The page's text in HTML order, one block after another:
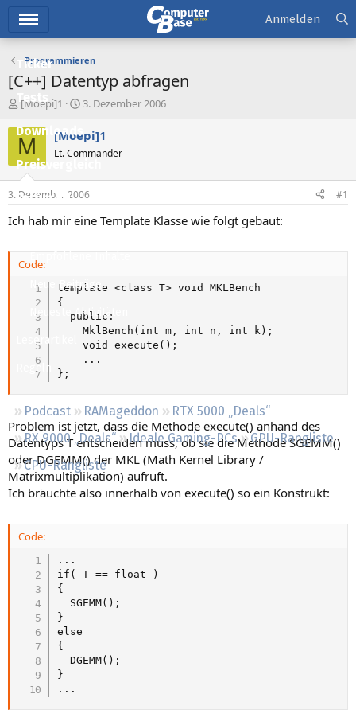
Ticker
Tests
Downloads
Preisvergleich
Forum
Aktuelles
Empfohlene Inhalte
Neue Beiträge
Neueste Aktivitäten
Leserartikel
Regeln
Podcast RAMageddon
RTX 5000 „Deals“
RX 9000 „Deals“
Ideale Gaming-PCs
GPU-Rangliste
CPU-Rangliste
Anmelden
Programmieren
[C++] Datentyp abfragen
E
s
t
e
l
e
r
[Moepi]1
E
s
t
e
l
t
a
3. Dezember 2006
M [Moepi]1
Lt. Commander
3. Dezember 2006 #1
Ich hab mir eine Template Klasse wie folgt gebaut:
Code:
template <class T> void MKLBench
{
  public:
    MklBench(int m, int n, int k);
    void execute();
    ...
};
Problem ist jetzt, dass die Methode execute() anhand des
Datentyps T entscheiden muss, ob sie die Methode SGEMM()
oder DGEMM() der MKL (Math Kernel Library /
Matrixmultiplikation) aufruft.
Ich bräuchte also innerhalb von execute() so ein Konstrukt:
Code:
...
if( T == float )
{
  SGEMM();
}
else
{
  DGEMM();
}
...